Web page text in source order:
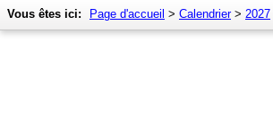
Vous êtes ici: Page d'accueil > Calendrier> 2027